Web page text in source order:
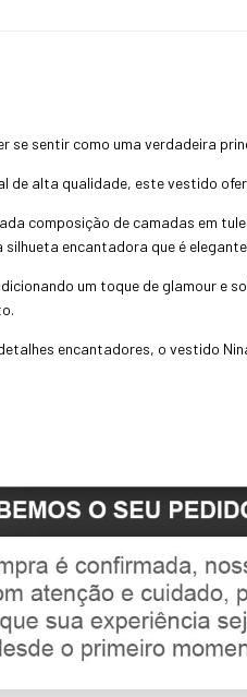
se sentir como uma verdadeira
de alta qualidade, este vestido
composição de camadas em
encantadora que é
um toque de glamour e
encantadores, o vestido